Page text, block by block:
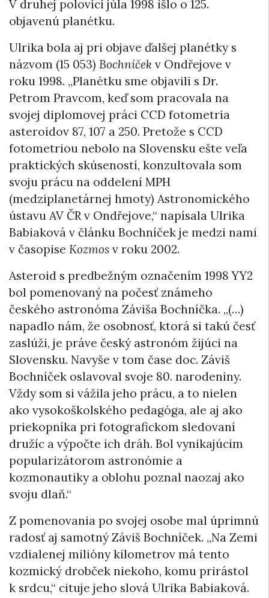
V druhej polovici júla 1998 išlo o 125.
objavenú planétku.
Ulrika bola aj pri objave ďalšej planétky s
názvom (15 053) Bochníček v Ondřejove v
roku 1998. „Planétku sme objavili s Dr.
Petrom Pravcom, keď som pracovala na
svojej diplomovej práci CCD fotometria
asteroidov 87, 107 a 250. Pretože s CCD
fotometriou nebolo na Slovensku ešte veľa
praktických skúseností, konzultovala som
svoju prácu na oddelení MPH
(medziplanetárnej hmoty) Astronomického
ústavu AV ČR v Ondřejove,“ napísala Ulrika
Babiaková v článku Bochníček je medzi nami
v časopise Kozmos v roku 2002.
Asteroid s predbežným označením 1998 YY2
bol pomenovaný na počesť známeho
českého astronóma Záviša Bochníčka. „(…)
napadlo nám, že osobnosť, ktorá si takú česť
zaslúži, je práve český astronóm žijúci na
Slovensku. Navyše v tom čase doc. Záviš
Bochníček oslavoval svoje 80. narodeniny.
Vždy som si vážila jeho prácu, a to nielen
ako vysokoškolského pedagóga, ale aj ako
priekopníka pri fotografickom sledovaní
družíc a výpočte ich dráh. Bol vynikajúcim
popularizátorom astronómie a
kozmonautiky a oblohu poznal naozaj ako
svoju dlaň.“
Z pomenovania po svojej osobe mal úprimnú
radosť aj samotný Záviš Bochníček. „Na Zemi
vzdialenej milióny kilometrov má tento
kozmický drobček niekoho, komu prirástol
k srdcu,“ cituje jeho slová Ulrika Babiaková.